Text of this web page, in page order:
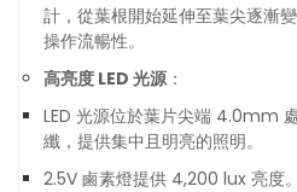
計，從葉根開始延伸至葉尖逐漸
操作流暢性。
高亮度 LED 光源：
LED 光源位於葉片尖端 4.0mm
纖，提供集中且明亮的照明。
2.5V 鹵素燈提供 4,200 lux 亮度。